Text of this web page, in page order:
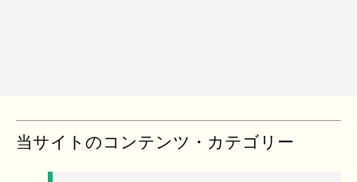
当サイトのコンテンツ・カテゴリー